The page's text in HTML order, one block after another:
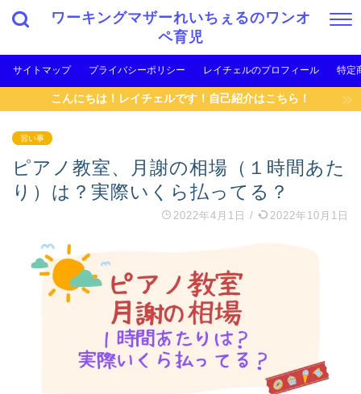
ワーキングマザーれいちぇるのワンオ
ペ育児
サイトマップ プライバシーポリシー レイチェルのプロフィール 特定
こんにちは！レイチェルです！自己紹介はこちら！
習い事
ピアノ教室、月謝の相場（１時間あた
り）は？実際いくら払ってる？
2022年4月1日 / 2022年10月1日